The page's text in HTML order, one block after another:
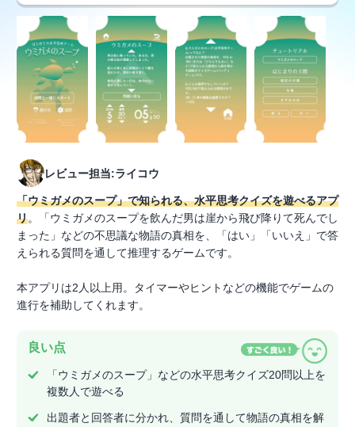
レビュー担当:ライコウ
「ウミガメのスープ」で知られる、水平思考クイズを遊べるアプ
リ。「ウミガメのスープを飲んだ男は崖から飛び降りて死んでし
まった」などの不思議な物語の真相を、「はい」「いいえ」で答
えられる質問を通して推理するゲームです。
本アプリは2人以上用。タイマーやヒントなどの機能でゲームの
進行を補助してくれます。
良い点
「ウミガメのスープ」などの水平思考クイズ20問以上を
複数人で遊べる
出題者と回答者に分かれ、質問を通して物語の真相を解